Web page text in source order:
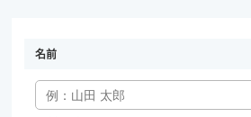
名前